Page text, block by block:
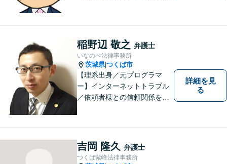
スを心がけています。お気軽
にお問合せください。
稲野辺 敬之 弁護士
いなのべ法律事務所
茨城県|つくば市
【理系出身／元プログラマ
ー】インターネットトラブル
／依頼者様との信頼関係を第
可】
詳細を見
る
吉岡 隆久 弁護士
つくば紫峰法律事務所